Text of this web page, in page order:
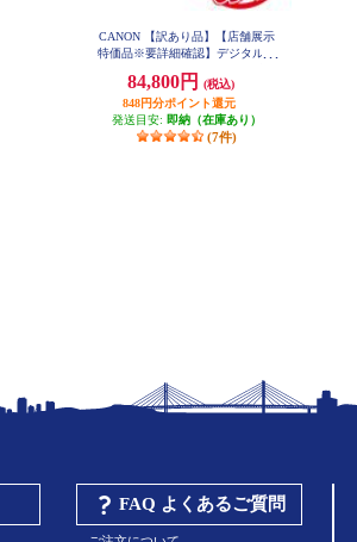
CANON 【訳あり品】【店舗展示
特価品※要詳細確認】デジタル一
ルズームキット ブラック EOSKIS
SX10BKWKIT
84,800円
(税込)
848円分ポイント還元
発送目安: 即納（在庫あり）
(7件)
FAQ よくあるご質問